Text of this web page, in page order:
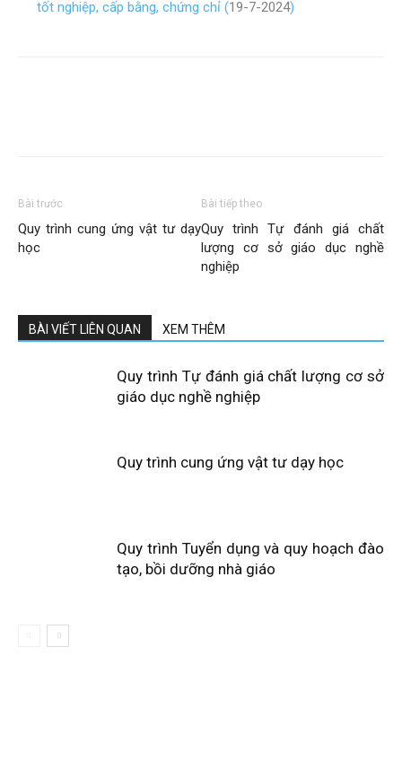
tốt nghiệp, cấp bằng, chứng chỉ (19-7-2024)
Bài trước
Quy trình cung ứng vật tư dạy
học
Bài tiếp theo
Quy trình Tự đánh giá chất
lượng cơ sở giáo dục nghề
nghiệp
BÀI VIẾT LIÊN QUAN XEM THÊM
Quy trình Tự đánh giá chất lượng cơ sở
giáo dục nghề nghiệp
Quy trình cung ứng vật tư dạy học
Quy trình Tuyển dụng và quy hoạch đào
tạo, bồi dưỡng nhà giáo